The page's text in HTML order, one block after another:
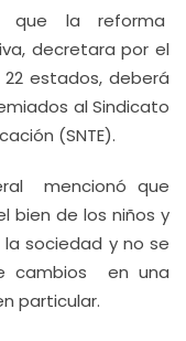
que la reforma
decretara por el
estados, deberá
al Sindicato
(SNTE).
mencionó que
de los niños y
sociedad y no se
cambios en una
particular.